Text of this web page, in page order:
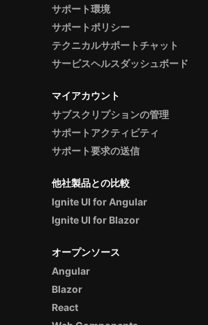
サポート環境
サポートポリシー
テクニカルサポートチャット
サービスヘルスダッシュボード
マイアカウント
サブスクリプションの管理
サポートアクティビティ
サポート要求の送信
他社製品との比較
Ignite UI for Angular
Ignite UI for Blazor
オープンソース
Angular
Blazor
React